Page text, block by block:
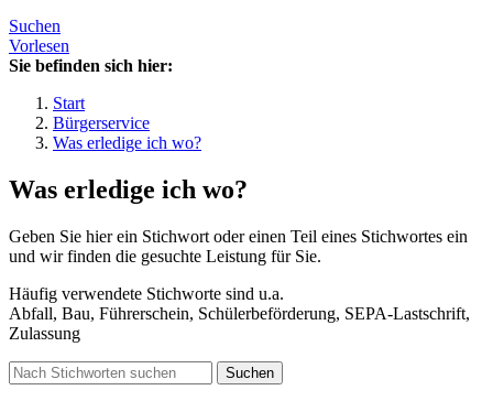
Suchen
Vorlesen
Sie befinden sich hier:
Start
Bürgerservice
Was erledige ich wo?
Was erledige ich wo?
Geben Sie hier ein Stichwort oder einen Teil eines Stichwortes ein
und wir finden die gesuchte Leistung für Sie.
Häufig verwendete Stichworte sind u.a.
Abfall, Bau, Führerschein, Schülerbeförderung, SEPA-Lastschrift,
Zulassung
Suchen